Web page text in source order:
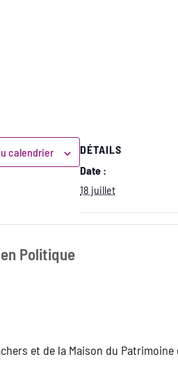
calendrier
DÉTAILS
Date :
18 juillet
Politique
et de la Maison du